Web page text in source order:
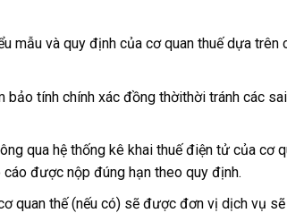
mẫu và quy định của cơ quan thuế dựa trên
bảo tính chính xác đồng thờithời tránh các
qua hệ thống kê khai thuế điện tử của cơ
được nộp đúng hạn theo quy định.
quan thế (nếu có) sẽ được đơn vị dịch vụ